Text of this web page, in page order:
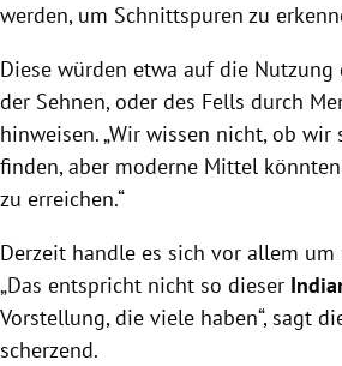
werden, um Schnittspuren zu
Diese würden etwa auf die Nutzung
der Sehnen, oder des Fells durch
hinweisen. „Wir wissen nicht, ob wir
finden, aber moderne Mittel
zu erreichen.“
Derzeit handle es sich vor allem
„Das entspricht nicht so dieser
Vorstellung, die viele haben“, sagt
scherzend.